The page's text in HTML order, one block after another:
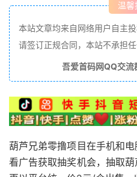
温馨
本站文章均来自网络用户自主
请签订正规合同，本站不承担
吾爱首码网QQ交流
葫芦兄弟零撸项目在手机和
看广告获取抽奖机会，抽取葫